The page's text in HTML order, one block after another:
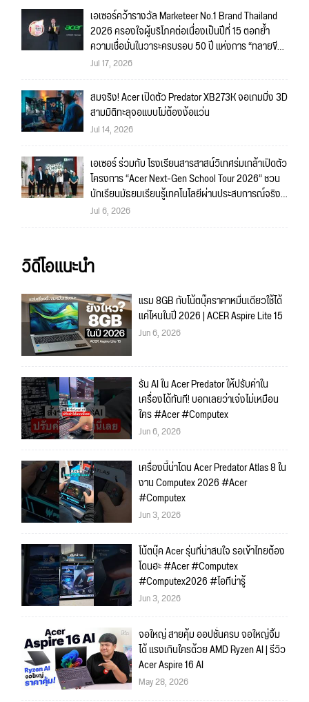
เอเซอร์คว้ารางวัล Marketeer No.1 Brand Thailand
2026 ครองใจผู้บริโภคต่อเนื่องเป็นปีที่ 15 ตอกย้ำ
ความเชื่อมั่นในวาระครบรอบ 50 ปี แห่งการ “ทลายขีด
จำกัด”
Jul 17, 2026
สมจริง! Acer เปิดตัว Predator XB273K จอเกมมิ่ง 3D
สามมิติทะลุจอแบบไม่ต้องง้อแว่น
Jul 14, 2026
เอเซอร์ ร่วมกับ โรงเรียนสารสาสน์วิเทศร่มเกล้าเปิดตัว
โครงการ “Acer Next-Gen School Tour 2026” ชวน
นักเรียนมัธยมเรียนรู้เทคโนโลยีผ่านประสบการณ์จริง
พร้อมค้นหาแรงบันดาลใจสู่อาชีพด้าน IT และดิจิทัลใน
Jul 6, 2026
วิดีโอแนะนำ
แรม 8GB กับโน้ตบุ๊คราคาหมื่นเดียวใช้ได้
แค่ไหนในปี 2026 | ACER Aspire Lite 15
Jun 6, 2026
รัน AI ใน Acer Predator ให้ปรับค่าใน
เครื่องได้ทันที! บอกเลยว่าเจ๋งไม่เหมือน
ใคร #Acer #Computex
Jun 6, 2026
เครื่องนี้น่าโดน Acer Predator Atlas 8 ใน
งาน Computex 2026 #Acer
#Computex
Jun 3, 2026
โน้ตบุ๊ค Acer รุ่นที่น่าสนใจ รอเข้าไทยต้อง
โดนฮะ #Acer #Computex
#Computex2026 #ไอทีน่ารู้
Jun 3, 2026
จอใหญ่ สายคุ้ม ออปชั่นครบ จอใหญ่จิ้ม
ได้ แรงเกินใครด้วย AMD Ryzen AI | รีวิว
Acer Aspire 16 AI
May 28, 2026